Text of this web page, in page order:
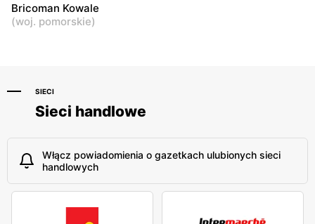
Bricoman Kowale
(woj. pomorskie)
SIECI
Sieci handlowe
Włącz powiadomienia o gazetkach ulubionych sieci
handlowych